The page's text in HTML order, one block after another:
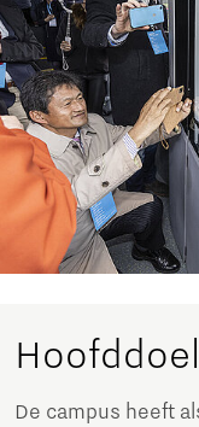
De campus heeft